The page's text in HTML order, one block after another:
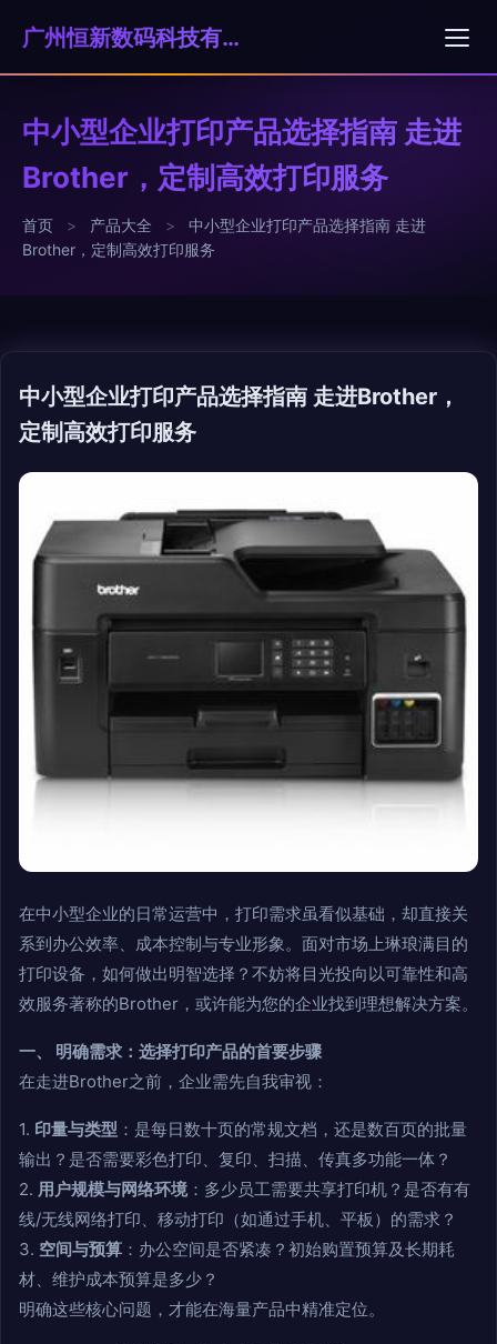
广州恒新数码科技有限公司
中小型企业打印产品选择指南 走进
Brother，定制高效打印服务
首页 > 产品大全 >
中小型企业打印产品选择指南 走进
Brother，定制高效打印服务
中小型企业打印产品选择指南 走进Brother，
定制高效打印服务
在中小型企业的日常运营中，打印需求虽看似基础，却直接关
系到办公效率、成本控制与专业形象。面对市场上琳琅满目的
打印设备，如何做出明智选择？不妨将目光投向以可靠性和高
效服务著称的Brother，或许能为您的企业找到理想解决方案。
一、 明确需求：选择打印产品的首要步骤
在走进Brother之前，企业需先自我审视：
1. 印量与类型 ：是每日数十页的常规文档，还是数百页的批量
输出？是否需要彩色打印、复印、扫描、传真多功能一体？
2. 用户规模与网络环境：多少员工需要共享打印机？是否有有
线/无线网络打印、移动打印（如通过手机、平板）的需求？
3. 空间与预算 ：办公空间是否紧凑？初始购置预算及长期耗
材、维护成本预算是多少？
明确这些核心问题，才能在海量产品中精准定位。